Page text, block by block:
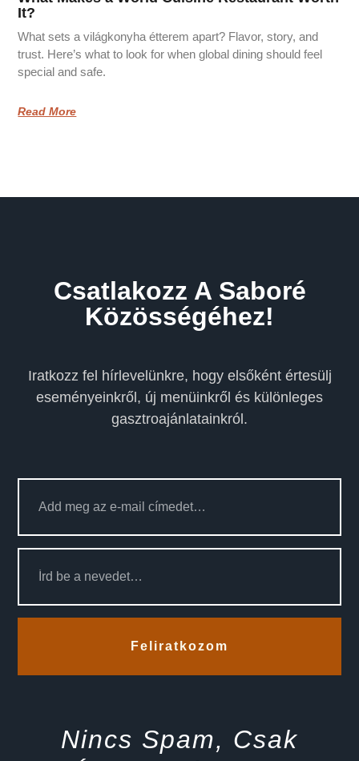
It?
What sets a világkonyha étterem apart? Flavor, story, and
trust. Here’s what to look for when global dining should feel
special and safe.
Read More
Csatlakozz A Saboré
Közösségéhez!
Iratkozz fel hírlevelünkre, hogy elsőként értesülj
eseményeinkről, új menüinkről és különleges
gasztroajánlatainkról.
Feliratkozom
Nincs Spam, Csak